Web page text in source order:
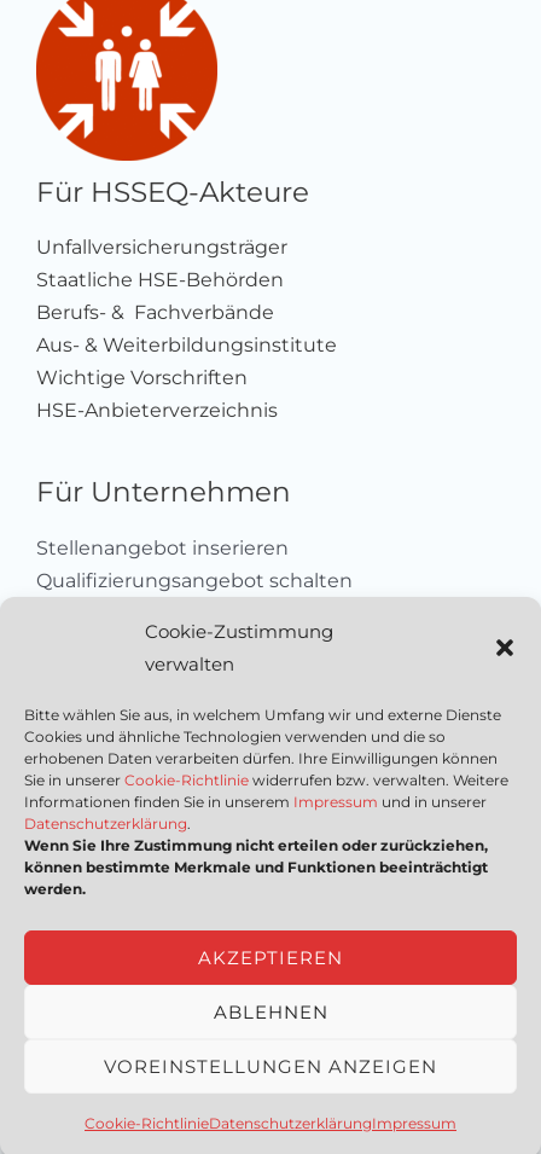
Cookie-Zustimmung
verwalten
Bitte wählen Sie aus, in welchem Umfang wir und externe Dienste
Cookies und ähnliche Technologien verwenden und die so
erhobenen Daten verarbeiten dürfen. Ihre Einwilligungen können
Sie in unserer Cookie-Richtlinie widerrufen bzw. verwalten. Weitere
Informationen finden Sie in unserem Impressum und in unserer
Datenschutzerklärung.
Wenn Sie Ihre Zustimmung nicht erteilen oder zurückziehen,
können bestimmte Merkmale und Funktionen beeinträchtigt
werden.
AKZEPTIEREN
ABLEHNEN
VOREINSTELLUNGEN ANZEIGEN
Cookie-RichtlinieDatenschutzerklärungImpressum
Für HSSEQ-Akteure
Unfallversicherungsträger
Staatliche HSE-Behörden
Berufs- & Fachverbände
Aus- & Weiterbildungsinstitute
Wichtige Vorschriften
HSE-Anbieterverzeichnis
Für Unternehmen
Stellenangebot inserieren
Qualifizierungsangebot schalten
Wichtige Links
Mediadaten
Impressum
Cookie-Richtlinie (EU)